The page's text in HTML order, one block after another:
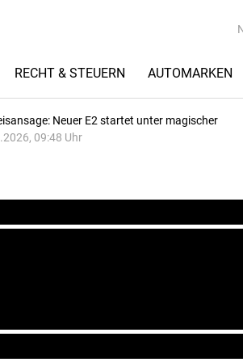
RECHT & STEUERN AUTOMARKEN
Neuer E2 startet unter magischer
09:48 Uhr